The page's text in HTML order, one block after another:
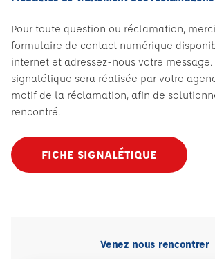
Pour toute question ou réclamation,
formulaire de contact numérique
internet et adressez-nous votre message.
signalétique sera réalisée par votre
motif de la réclamation, afin de
rencontré.
FICHE SIGNALÉTIQUE
Venez nous rencontrer